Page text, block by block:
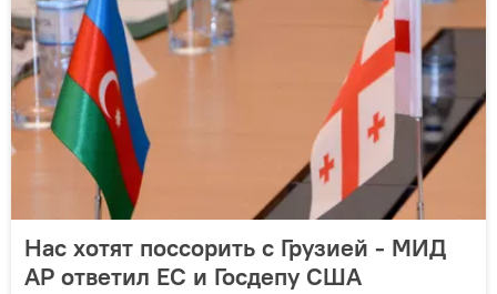
Нас хотят поссорить с Грузией - МИД
АР ответил ЕС и Госдепу США